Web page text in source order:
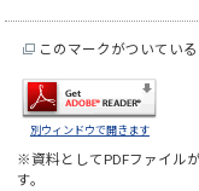
このマークがついてい
別ウィンドウで開きます
※資料としてPDFファイル
す。